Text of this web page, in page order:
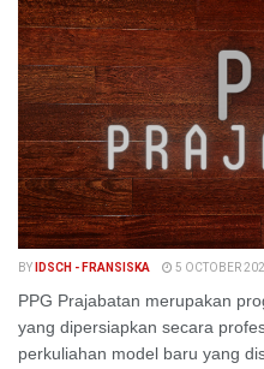
BY IDSCH - FRANSISKA 5 OCTOBER
PPG Prajabatan merupakan
yang dipersiapkan secara
perkuliahan model baru yang